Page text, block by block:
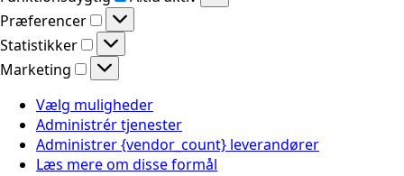
Præferencer
Præferencer
Statistikker
Statistikker
Marketing
Marketing
Vælg muligheder
Administrér tjenester
Administrer {vendor_count} leverandører
Læs mere om disse formål